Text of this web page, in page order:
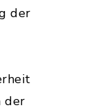
der
der